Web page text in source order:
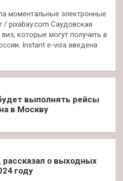
моментальные электронные
pixabay.com Саудовская
которые могут получить в
Instant e-visa введена
выполнять рейсы
в Москву
о выходных
году